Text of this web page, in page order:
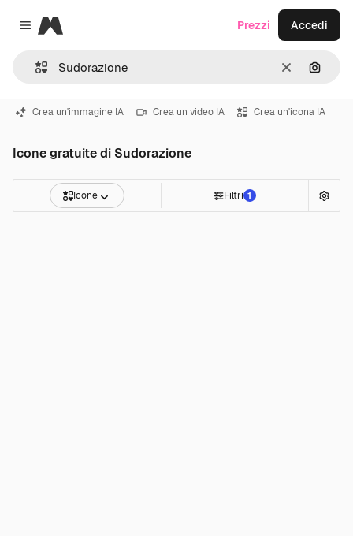
Close menu
Magnific
CancellaCerca
Prezzi Accedi
Crea un'immagine IA Crea un video IA Crea un'icona IA
Icone gratuite di Sudorazione
Icone Filtri 1